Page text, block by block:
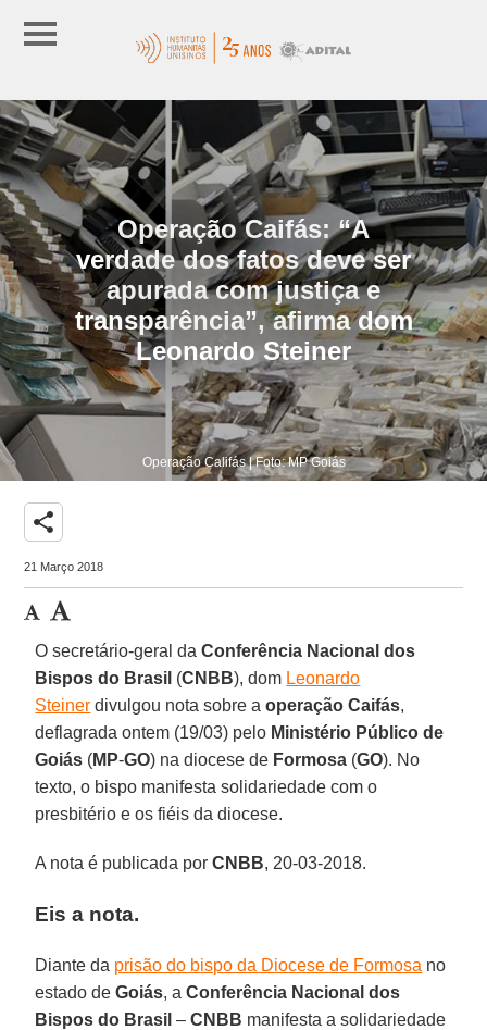
Operação Caifás: “A
verdade dos fatos deve ser
apurada com justiça e
transparência”, afirma dom
Leonardo Steiner
Operação Califás | Foto: MP Goiás
share
21 Março 2018
O secretário-geral daConferência Nacional dos
Bispos do Brasil (CNBB), dom Leonardo
Steiner divulgou nota sobre aoperação Caifás,
deflagrada ontem (19/03) pelo Ministério Público de
Goiás (MP-GO) na diocese de Formosa (GO). No
texto, o bispo manifesta solidariedade com o
presbitério e os fiéis da diocese.
A nota é publicada porCNBB, 20-03-2018.
Eis a nota.
Diante da prisão do bispo da Diocese de Formosa no
estado deGoiás, aConferência Nacional dos
Bispos do Brasil –CNBB manifesta a solidariedade